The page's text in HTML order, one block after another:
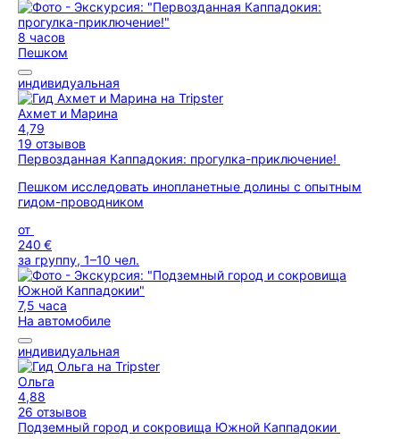
8 часов
Пешком
индивидуальная
Ахмет и Марина
4,79
19 отзывов
Первозданная Каппадокия: прогулка-приключение!
Пешком исследовать инопланетные долины с опытным
гидом-проводником
от
240 €
за группу, 1–10 чел.
7,5 часа
На автомобиле
индивидуальная
Ольга
4,88
26 отзывов
Подземный город и сокровища Южной Каппадокии